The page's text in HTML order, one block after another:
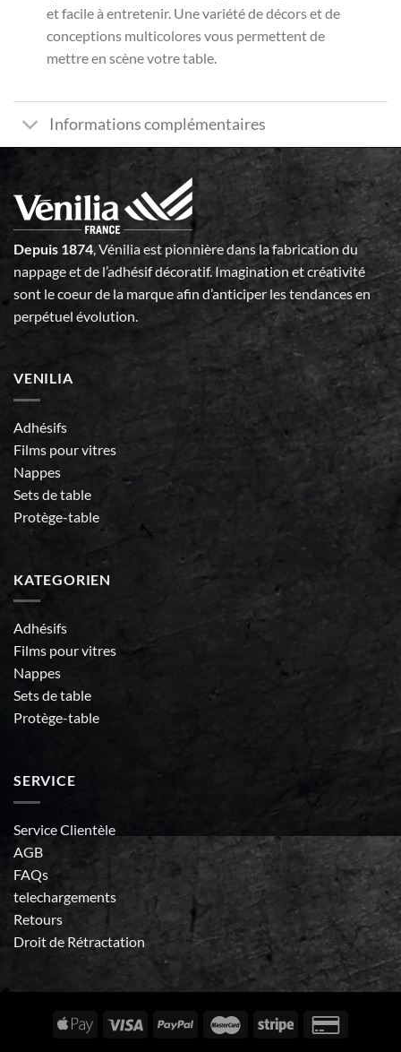
et facile à entretenir. Une variété de décors et de
conceptions multicolores vous permettent de
mettre en scène votre table.
Informations complémentaires
Depuis 1874 , Vénilia est pionnière dans la fabrication du
nappage et de l’adhésif décoratif. Imagination et créativité
sont le coeur de la marque afin d’anticiper les tendances en
perpétuel évolution.
VENILIA
Adhésifs
Films pour vitres
Nappes
Sets de table
Protège-table
KATEGORIEN
Adhésifs
Films pour vitres
Nappes
Sets de table
Protège-table
SERVICE
Service Clientèle
AGB
FAQs
telechargements
Retours
Droit de Rétractation